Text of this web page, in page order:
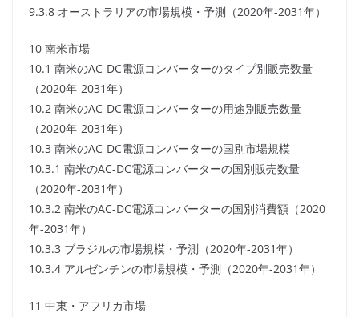
9.3.8 オーストラリアの市場規模・予測（2020年-2031年）
10 南米市場
10.1 南米のAC-DC電源コンバーターのタイプ別販売数量
（2020年-2031年）
10.2 南米のAC-DC電源コンバーターの用途別販売数量
（2020年-2031年）
10.3 南米のAC-DC電源コンバーターの国別市場規模
10.3.1 南米のAC-DC電源コンバーターの国別販売数量
（2020年-2031年）
10.3.2 南米のAC-DC電源コンバーターの国別消費額（2020
年-2031年）
10.3.3 ブラジルの市場規模・予測（2020年-2031年）
10.3.4 アルゼンチンの市場規模・予測（2020年-2031年）
11 中東・アフリカ市場